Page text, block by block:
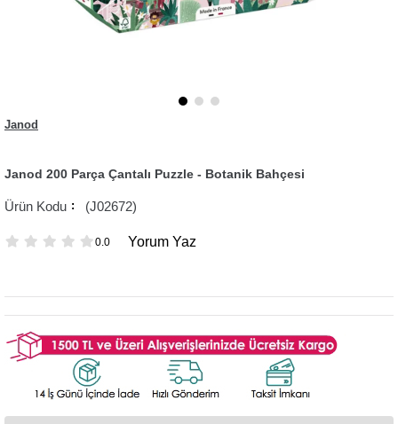
Janod
Janod 200 Parça Çantalı Puzzle - Botanik Bahçesi
(J02672)
0.0 Yorum Yaz